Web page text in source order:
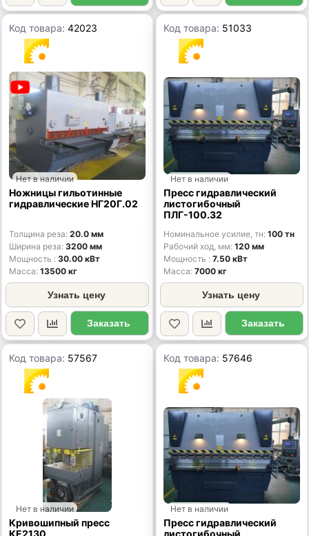
Код товара:42023
Нет в наличии
Ножницы гильотинные
гидравлические НГ20Г.02
Толщина реза 20.0 мм
Ширина реза 3200 мм
Мощность
30.00 кВт
Масса 13500 кг
Узнать цену
Заказать
Код товара: 51033
Нет в наличии
Пресс гидравлический
листогибочный
ПЛГ-100.32
Номинальное усилие, тн 100 тн
Рабочий ход, мм 120 мм
Мощность
7.50 кВт
Масса 7000 кг
Узнать цену
Заказать
Код товара: 57567
Нет в наличии
Кривошипный пресс
КЕ2130
Код товара: 57646
Нет в наличии
Пресс гидравлический
листогибочный